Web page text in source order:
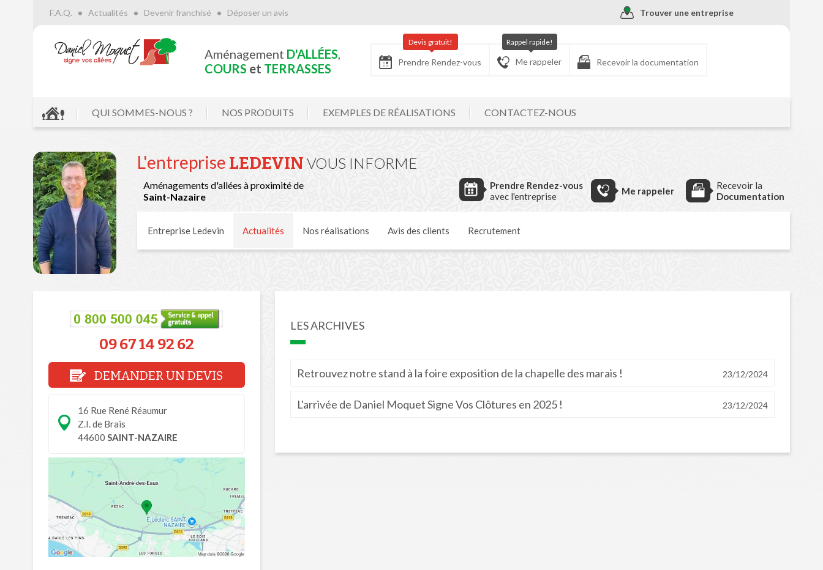
Trouver une entreprise
F.A.Q. Actualités Devenir franchisé Déposer un avis
Aménagement D'ALLÉES,
COURS et TERRASSES Prendre Rendez-vous
Devis gratuit!
Me rappeler
Rappel rapide!
Recevoir la documentation
QUI SOMMES-NOUS ? NOS PRODUITS EXEMPLES DE RÉALISATIONS CONTACTEZ-NOUS
L'entreprise LEDEVIN VOUS INFORME
Aménagements d'allées à proximité de
Saint-Nazaire
Prendre Rendez-vous
avec l'entreprise
Me rappeler
Recevoir la
Documentation
Entreprise Ledevin Actualités Nos réalisations Avis des clients Recrutement
09 67 14 92 62
DEMANDER UN DEVIS
16 Rue René Réaumur
Z.I. de Brais
44600 SAINT-NAZAIRE
LES ARCHIVES
Retrouvez notre stand à la foire exposition de la chapelle des marais ! 23/12/2024
L'arrivée de Daniel Moquet Signe Vos Clôtures en 2025 ! 23/12/2024